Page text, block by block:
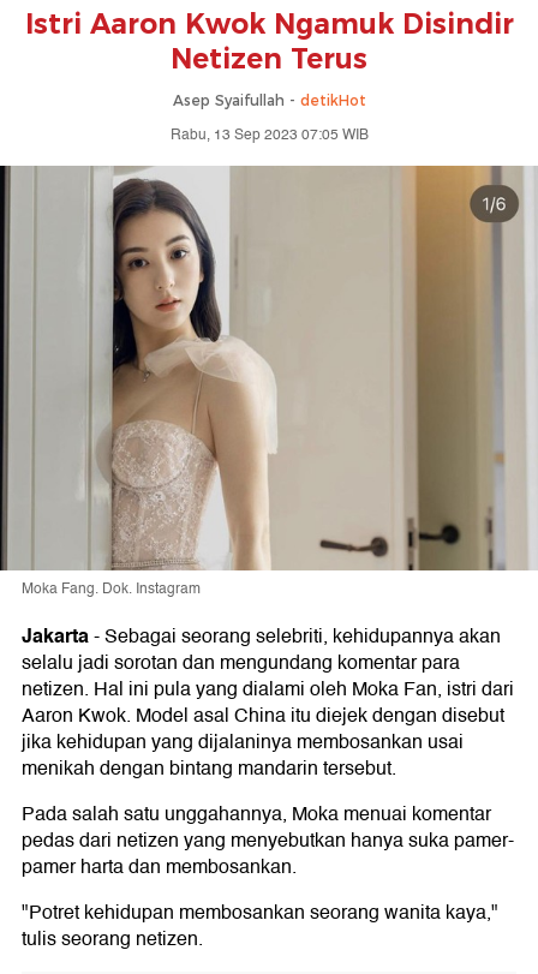
Istri Aaron Kwok Ngamuk Disindir
Netizen Terus
Asep Syaifullah - detikHot
Rabu, 13 Sep 2023 07:05 WIB
Moka Fang. Dok. Instagram
Jakarta-Sebagai seorang selebriti, kehidupannya akan
selalu jadi sorotan dan mengundang komentar para
netizen. Hal ini pula yang dialami oleh Moka Fan, istri dari
Aaron Kwok. Model asal China itu diejek dengan disebut
jika kehidupan yang dijalaninya membosankan usai
menikah dengan bintang mandarin tersebut.
Pada salah satu unggahannya, Moka menuai komentar
pedas dari netizen yang menyebutkan hanya suka pamer-
pamer harta dan membosankan.
"Potret kehidupan membosankan seorang wanita kaya,"
tulis seorang netizen.